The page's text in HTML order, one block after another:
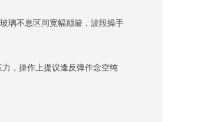
璃不息区间宽幅颠簸，波段操手
，操作上提议逢反弹作念空纯